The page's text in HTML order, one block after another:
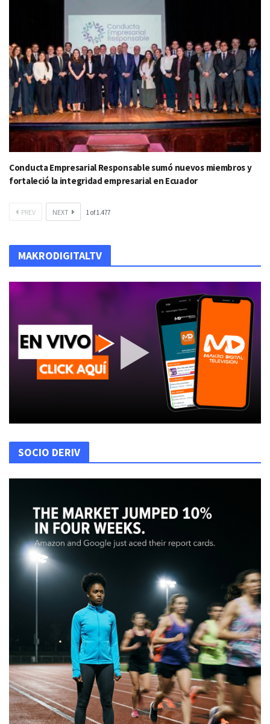
Conducta Empresarial Responsable sumó nuevos miembros y
fortaleció la integridad empresarial en Ecuador
PREV NEXT 1of1.477
MAKRODIGITALTV
SOCIO DERIV